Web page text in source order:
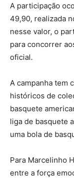
A participação
49,90, realizada
nesse valor, o
para concorrer
oficial.
A campanha tem
históricos de
basquete
liga de basquete
uma bola de
Para Marcelinho
entre a força